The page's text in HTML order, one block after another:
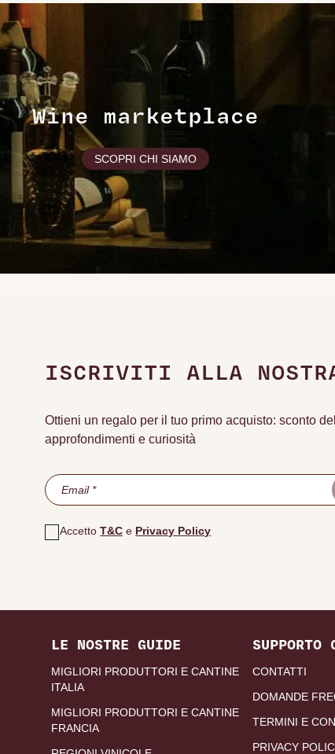
Wine marketplace
SCOPRI CHI SIAMO
ISCRIVITI ALLA NOSTRA
Ottieni un regalo per il tuo primo acquisto: sconto
approfondimenti e curiosità
AccettoT&C e Privacy Policy
LE NOSTRE GUIDE
MIGLIORI PRODUTTORI E CANTINE
ITALIA
MIGLIORI PRODUTTORI E CANTINE
FRANCIA
SUPPORTO
CONTATTI
DOMANDE
TERMINI E
PRIVACY